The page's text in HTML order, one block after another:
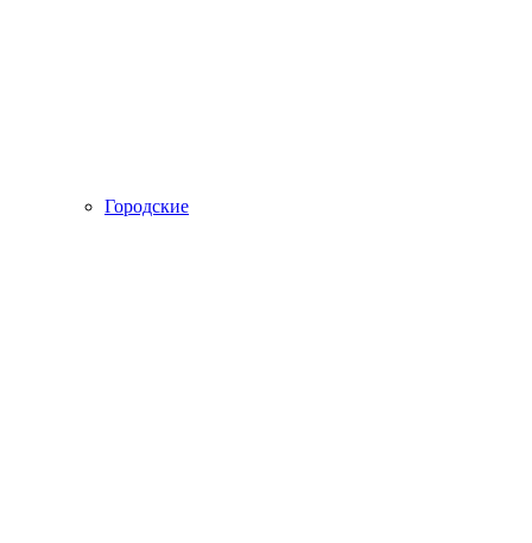
Городские